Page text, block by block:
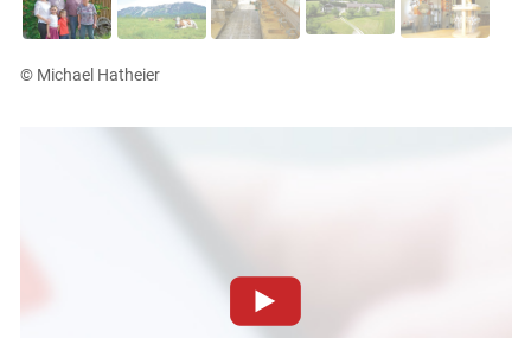
© Michael Hatheier